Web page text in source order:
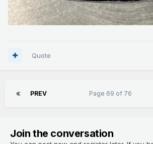
Quote
PREV Page 69 of 76
Join the conversation